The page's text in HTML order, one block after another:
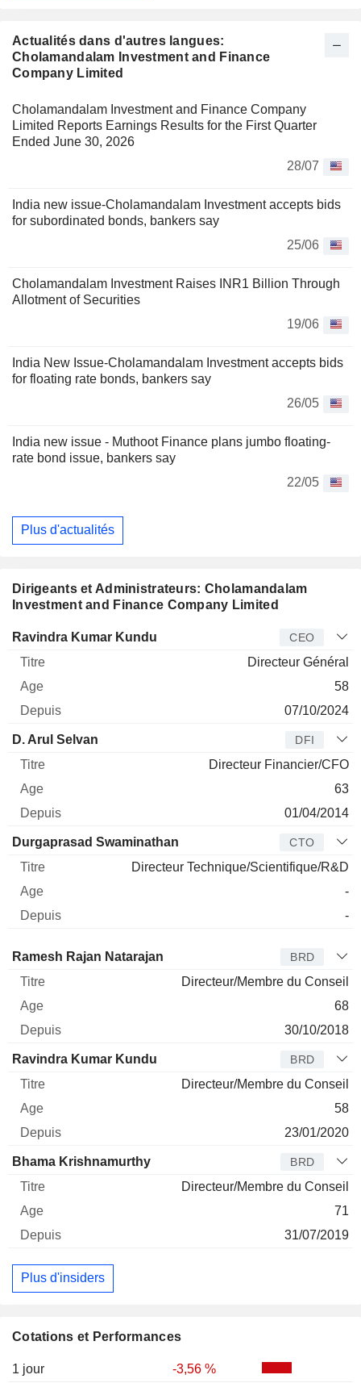
Actualités dans d'autres langues:
Cholamandalam Investment and Finance
Company Limited
Cholamandalam Investment and Finance Company
Limited Reports Earnings Results for the First Quarter
Ended June 30, 2026
28/07
India new issue-Cholamandalam Investment accepts bids
for subordinated bonds, bankers say
25/06
Cholamandalam Investment Raises INR1 Billion Through
Allotment of Securities
19/06
India New Issue-Cholamandalam Investment accepts bids
for floating rate bonds, bankers say
26/05
India new issue - Muthoot Finance plans jumbo floating-
rate bond issue, bankers say
22/05
Plus d'actualités
Cotations et Performances
1 jour -3,56 %
Dirigeants et Administrateurs: Cholamandalam
Investment and Finance Company Limited
Dirigeant Titre Age Depuis
Ravindra Kumar Kundu CEO
Directeur Général
58
07/10/2024
D. Arul Selvan DFI
Directeur Financier/CFO
63
01/04/2014
Durgaprasad Swaminathan CTO
Directeur Technique/Scientifique/R&D
-
-
Administrateur Titre Age
Ramesh Rajan Natarajan BRD
Directeur/Membre du Conseil
68
30/10/2018
Ravindra Kumar Kundu BRD
Directeur/Membre du Conseil
58
23/01/2020
Bhama Krishnamurthy BRD
Directeur/Membre du Conseil
71
31/07/2019
Plus d'insiders